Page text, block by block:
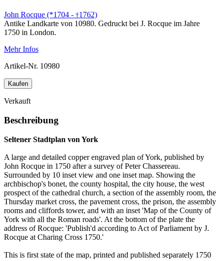
John Rocque (*1704 - †1762)
Antike Landkarte von 10980. Gedruckt bei J. Rocque im Jahre
1750 in London.
Mehr Infos
Artikel-Nr. 10980
Kaufen
Verkauft
Beschreibung
Seltener Stadtplan von York
A large and detailed copper engraved plan of York, published by
John Rocque in 1750 after a survey of Peter Chassereau.
Surrounded by 10 inset view and one inset map. Showing the
archbischop's bonet, the county hospital, the city house, the west
prospect of the cathedral church, a section of the assembly room, the
Thursday market cross, the pavement cross, the prison, the assembly
rooms and cliffords tower, and with an inset 'Map of the County of
York with all the Roman roads'. At the bottom of the plate the
address of Rocque: 'Publish'd according to Act of Parliament by J.
Rocque at Charing Cross 1750.'
This is first state of the map, printed and published separately 1750